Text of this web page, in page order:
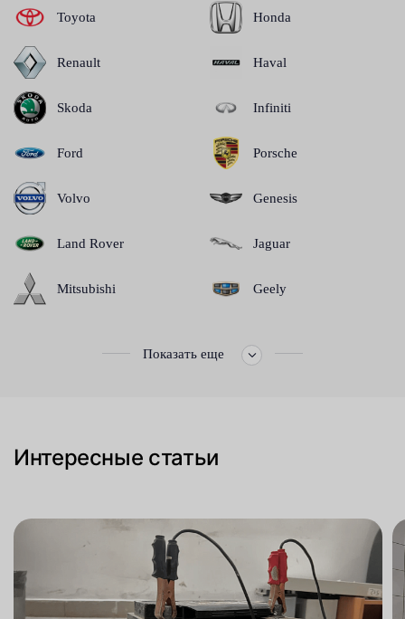
Toyota
Renault
Skoda
Ford
Volvo
Land Rover
Mitsubishi
Honda
Haval
Infiniti
Porsche
Genesis
Jaguar
Geely
Показать еще
Интересные статьи